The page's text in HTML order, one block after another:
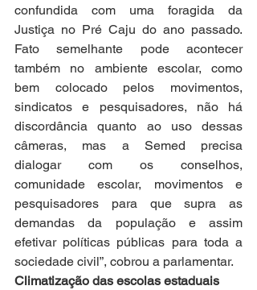
confundida com uma foragida da
Justiça no Pré Caju do ano passado.
Fato semelhante pode acontecer
também no ambiente escolar, como
bem colocado pelos movimentos,
sindicatos e pesquisadores, não há
discordância quanto ao uso dessas
câmeras, mas a Semed precisa
dialogar com os conselhos,
comunidade escolar, movimentos e
pesquisadores para que supra as
demandas da população e assim
efetivar políticas públicas para toda a
sociedade civil”, cobrou a parlamentar.
Climatização das escolas estaduais